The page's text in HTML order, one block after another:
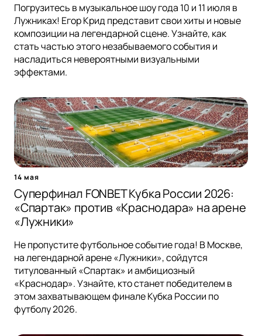
Погрузитесь в музыкальное шоу года 10 и 11 июля в
Лужниках! Егор Крид представит свои хиты и новые
композиции на легендарной сцене. Узнайте, как
стать частью этого незабываемого события и
насладиться невероятными визуальными
эффектами.
14 мая
Суперфинал FONBET Кубка России 2026:
«Спартак» против «Краснодара» на арене
«Лужники»
Не пропустите футбольное событие года! В Москве,
на легендарной арене «Лужники», сойдутся
титулованный «Спартак» и амбициозный
«Краснодар». Узнайте, кто станет победителем в
этом захватывающем финале Кубка России по
футболу 2026.